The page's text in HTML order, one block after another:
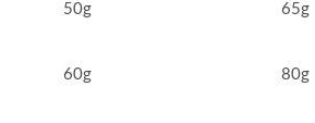
50g 65g
60g 80g